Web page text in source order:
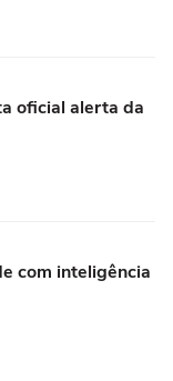
oficial alerta da
com inteligência